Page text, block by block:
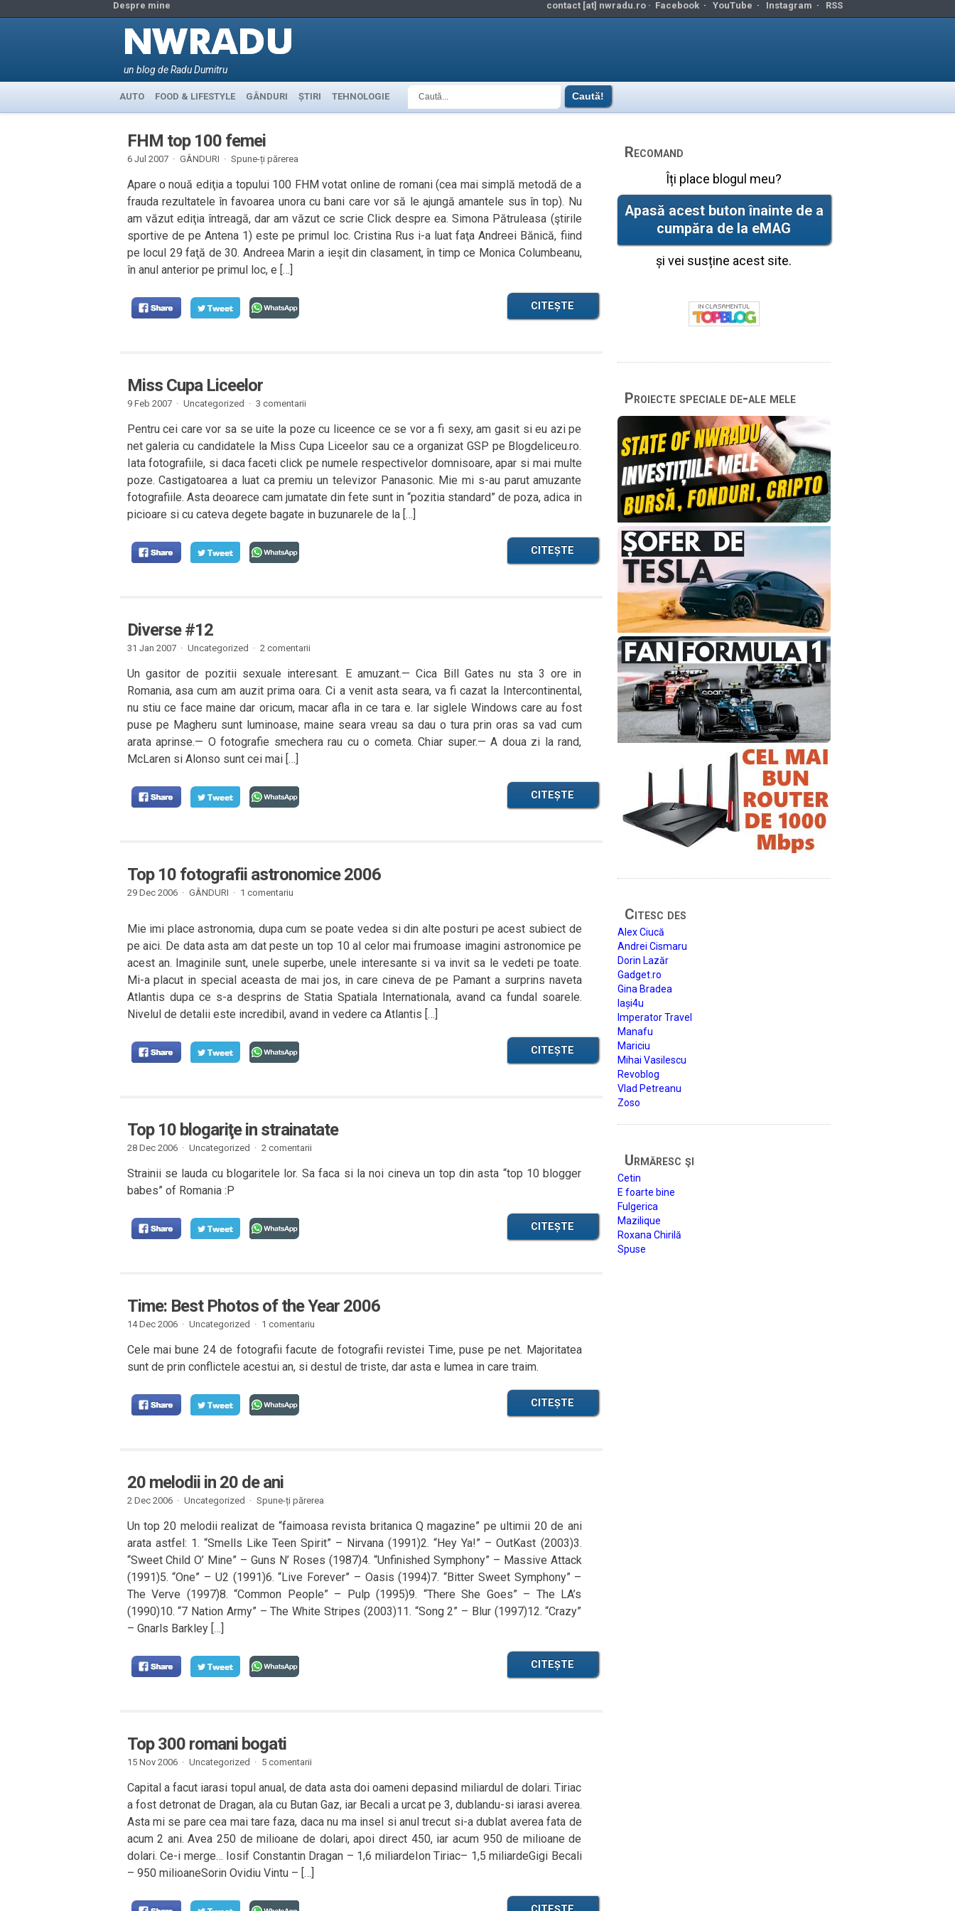
Despre mine contact [at] nwradu.ro · Facebook· YouTube · Instagram · RSS
un blog de Radu Dumitru
AUTO FOOD & LIFESTYLE GÂNDURI ȘTIRI TEHNOLOGIE
FHM top 100 femei
6 Jul 2007 · GÂNDURI · Spune-ți părerea
Apare o nouă ediţia a topului 100 FHM votat online de romani (cea mai simplă metodă de a
frauda rezultatele în favoarea unora cu bani care vor să le ajungă amantele sus în top). Nu
am văzut ediţia întreagă, dar am văzut ce scrie Click despre ea. Simona Pătruleasa (ştirile
sportive de pe Antena 1) este pe primul loc. Cristina Rus i-a luat faţa Andreei Bănică, fiind
pe locul 29 faţă de 30. Andreea Marin a ieşit din clasament, în timp ce Monica Columbeanu,
în anul anterior pe primul loc, e […]
CITEȘTE
Miss Cupa Liceelor
9 Feb 2007 · Uncategorized · 3 comentarii
Pentru cei care vor sa se uite la poze cu liceence ce se vor a fi sexy, am gasit si eu azi pe
net galeria cu candidatele la Miss Cupa Liceelor sau ce a organizat GSP pe Blogdeliceu.ro.
Iata fotografiile, si daca faceti click pe numele respectivelor domnisoare, apar si mai multe
poze. Castigatoarea a luat ca premiu un televizor Panasonic. Mie mi s-au parut amuzante
fotografiile. Asta deoarece cam jumatate din fete sunt in “pozitia standard” de poza, adica in
picioare si cu cateva degete bagate in buzunarele de la […]
CITEȘTE
Diverse #12
31 Jan 2007 · Uncategorized · 2 comentarii
Un gasitor de pozitii sexuale interesant. E amuzant.— Cica Bill Gates nu sta 3 ore in
Romania, asa cum am auzit prima oara. Ci a venit asta seara, va fi cazat la Intercontinental,
nu stiu ce face maine dar oricum, macar afla in ce tara e. Iar siglele Windows care au fost
puse pe Magheru sunt luminoase, maine seara vreau sa dau o tura prin oras sa vad cum
arata aprinse.— O fotografie smechera rau cu o cometa. Chiar super.— A doua zi la rand,
McLaren si Alonso sunt cei mai […]
CITEȘTE
Top 10 fotografii astronomice 2006
29 Dec 2006 · GÂNDURI · 1 comentariu
Mie imi place astronomia, dupa cum se poate vedea si din alte posturi pe acest subiect de
pe aici. De data asta am dat peste un top 10 al celor mai frumoase imagini astronomice pe
acest an. Imaginile sunt, unele superbe, unele interesante si va invit sa le vedeti pe toate.
Mi-a placut in special aceasta de mai jos, in care cineva de pe Pamant a surprins naveta
Atlantis dupa ce s-a desprins de Statia Spatiala Internationala, avand ca fundal soarele.
Nivelul de detalii este incredibil, avand in vedere ca Atlantis […]
CITEȘTE
Top 10 blogariţe in strainatate
28 Dec 2006 · Uncategorized · 2 comentarii
Strainii se lauda cu blogaritele lor. Sa faca si la noi cineva un top din asta “top 10 blogger
babes” of Romania :P
CITEȘTE
Time: Best Photos of the Year 2006
14 Dec 2006 · Uncategorized · 1 comentariu
Cele mai bune 24 de fotografii facute de fotografii revistei Time, puse pe net. Majoritatea
sunt de prin conflictele acestui an, si destul de triste, dar asta e lumea in care traim.
CITEȘTE
20 melodii in 20 de ani
2 Dec 2006 · Uncategorized · Spune-ți părerea
Un top 20 melodii realizat de “faimoasa revista britanica Q magazine” pe ultimii 20 de ani
arata astfel: 1. “Smells Like Teen Spirit” – Nirvana (1991)2. “Hey Ya!” – OutKast (2003)3.
“Sweet Child O’ Mine” – Guns N’ Roses (1987)4. “Unfinished Symphony” – Massive Attack
(1991)5. “One” – U2 (1991)6. “Live Forever” – Oasis (1994)7. “Bitter Sweet Symphony” –
The Verve (1997)8. “Common People” – Pulp (1995)9. “There She Goes” – The LA’s
(1990)10. “7 Nation Army” – The White Stripes (2003)11. “Song 2” – Blur (1997)12. “Crazy”
– Gnarls Barkley […]
CITEȘTE
Top 300 romani bogati
15 Nov 2006 · Uncategorized · 5 comentarii
Capital a facut iarasi topul anual, de data asta doi oameni depasind miliardul de dolari. Tiriac
a fost detronat de Dragan, ala cu Butan Gaz, iar Becali a urcat pe 3, dublandu-si iarasi averea.
Asta mi se pare cea mai tare faza, daca nu ma insel si anul trecut si-a dublat averea fata de
acum 2 ani. Avea 250 de milioane de dolari, apoi direct 450, iar acum 950 de milioane de
dolari. Ce-i merge… Iosif Constantin Dragan – 1,6 miliardeIon Tiriac– 1,5 miliardeGigi Becali
– 950 milioaneSorin Ovidiu Vintu – […]
Recomand
Îți place blogul meu?
Apasă acest buton înainte de a
cumpăra de la eMAG
și vei susține acest site.
Proiecte speciale de-ale mele
Citesc des
Alex Ciucă
Andrei Cismaru
Dorin Lazăr
Gadget.ro
Gina Bradea
Iași4u
Imperator Travel
Manafu
Mariciu
Mihai Vasilescu
Revoblog
Vlad Petreanu
Zoso
Urmăresc şi
Cetin
E foarte bine
Fulgerica
Mazilique
Roxana Chirilă
Spuse